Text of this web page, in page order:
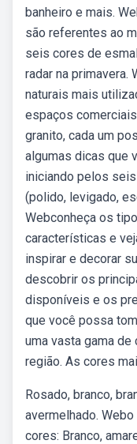
banheiro e mais.
são referentes ao
seis cores de
radar na primavera.
naturais mais
espaços
granito, cada um
algumas dicas que
iniciando pelos
(polido, levigado,
Webconheça os
características e
inspirar e decorar
descobrir os
disponíveis e os
que você possa
uma vasta gama
região. As cores
Rosado, branco,
avermelhado.
cores: Branco,